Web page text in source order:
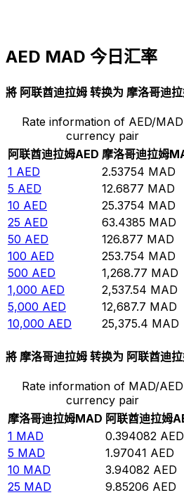
AED MAD 今日汇率
將 阿联酋迪拉姆 转换为 摩洛哥迪
Rate information of AED/MAD
currency pair
阿联酋迪拉姆AED 摩洛哥迪拉姆
1 AED 2.53754 MAD
5 AED 12.6877 MAD
10 AED 25.3754 MAD
25 AED 63.4385 MAD
50 AED 126.877 MAD
100 AED 253.754 MAD
500 AED 1,268.77 MAD
1,000 AED 2,537.54 MAD
5,000 AED 12,687.7 MAD
10,000 AED 25,375.4 MAD
將 摩洛哥迪拉姆 转换为 阿联酋迪
Rate information of MAD/AED
currency pair
摩洛哥迪拉姆MAD 阿联酋迪拉姆
1 MAD 0.394082 AED
5 MAD 1.97041 AED
10 MAD 3.94082 AED
25 MAD 9.85206 AED